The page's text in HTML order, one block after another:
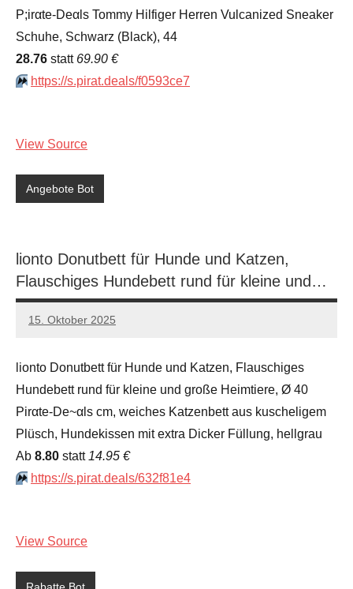
P;irαtе-Dеαls Tommy Hilfiger Herren Vulcanized Sneaker
Schuhe, Schwarz (Black), 44
28.76 statt 69.90 €
⏩️ https://s.pirat.deals/f0593ce7
View Source
Angebote Bot
lionto Donutbett für Hunde und Katzen,
Flauschiges Hundebett rund für kleine und…
15. Oktober 2025
admin
Keine
lionto Donutbett für Hunde und Katzen, Flauschiges
Hundebett rund für kleine und große Heimtiere, Ø 40
Pirαtе-Dе~αls cm, weiches Katzenbett aus kuscheligem
Plüsch, Hundekissen mit extra Dicker Füllung, hellgrau
Аb 8.80 statt14.95 €
⏩️ https://s.pirat.deals/632f81e4
View Source